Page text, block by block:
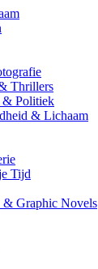
Thrillers
& Politiek
& Lichaam
Tijd
& Graphic Novels